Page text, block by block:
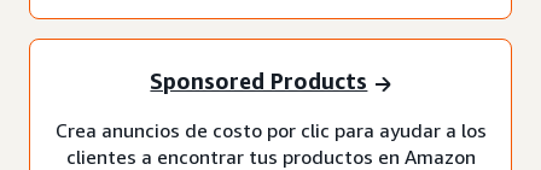
Sponsored Products
Crea anuncios de costo por clic para ayudar a los
clientes a encontrar tus productos en Amazon